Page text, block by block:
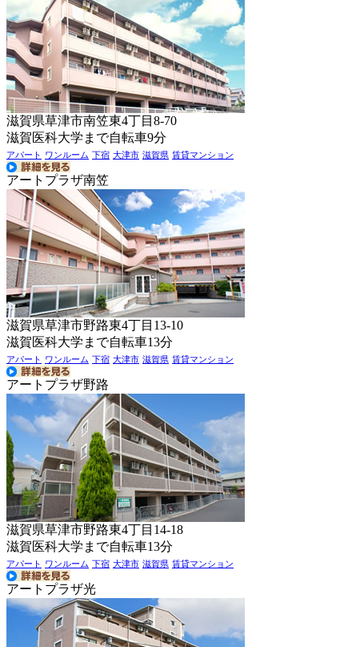
滋賀県草津市南笠東4丁目8-70
滋賀医科大学まで自転車9分
アパート ワンルーム 下宿 大津市 滋賀県 賃貸マンション
アートプラザ南笠
滋賀県草津市野路東4丁目13-10
滋賀医科大学まで自転車13分
アパート ワンルーム 下宿 大津市 滋賀県 賃貸マンション
アートプラザ野路
滋賀県草津市野路東4丁目14-18
滋賀医科大学まで自転車13分
アパート ワンルーム 下宿 大津市 滋賀県 賃貸マンション
アートプラザ光